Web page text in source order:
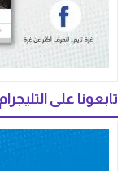
تابعونا على التليجرام